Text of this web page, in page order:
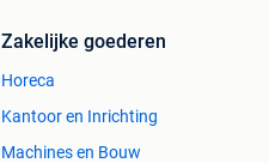
Zakelijke goederen
Horeca
Kantoor en Inrichting
Machines en Bouw